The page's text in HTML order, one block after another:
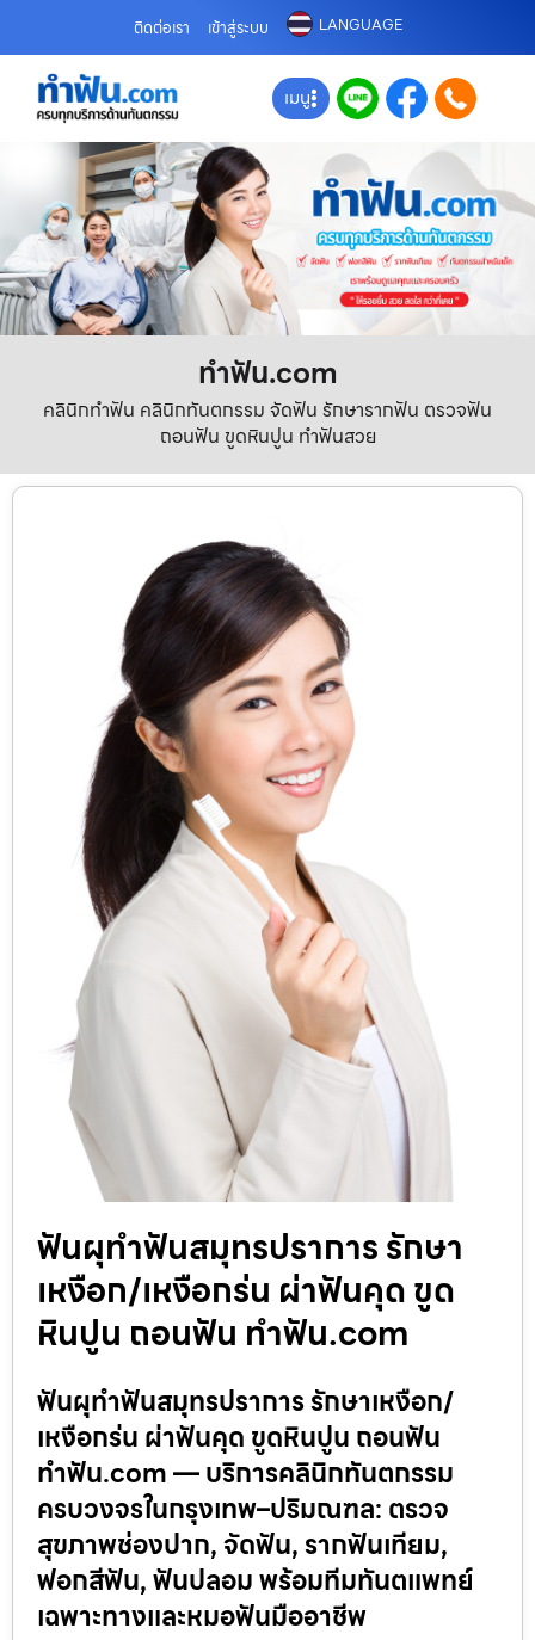
ติดต่อเรา เข้าสู่ระบบ LANGUAGE
เมนู
ทําฟัน.com
คลินิกทำฟัน คลินิกทันตกรรม จัดฟัน รักษารากฟัน ตรวจฟัน
ถอนฟัน ขูดหินปูน ทำฟันสวย
ฟันผุทำฟันสมุทรปราการ รักษา
เหงือก/เหงือกร่น ผ่าฟันคุด ขูด
หินปูน ถอนฟัน ทำฟัน.com
ฟันผุทำฟันสมุทรปราการ รักษาเหงือก/
เหงือกร่น ผ่าฟันคุด ขูดหินปูน ถอนฟัน
ทำฟัน.com — บริการคลินิกทันตกรรม
ครบวงจรในกรุงเทพ–ปริมณฑล: ตรวจ
สุขภาพช่องปาก, จัดฟัน, รากฟันเทียม,
ฟอกสีฟัน, ฟันปลอม พร้อมทีมทันตแพทย์
เฉพาะทางและหมอฟันมืออาชีพ